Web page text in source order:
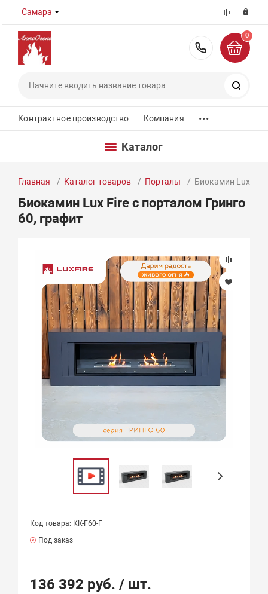
Самара
8 (800)
0
Контрактное производство Компания ...
Каталог
Главная Каталог товаров Порталы Биокамин Lux Fire
Биокамин Lux Fire с порталом Гринго
60, графит
Код товара: КК-Г60-Г
Под заказ
136 392 руб./ шт.